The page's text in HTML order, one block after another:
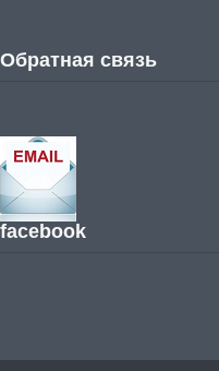
Обратная связь
facebook